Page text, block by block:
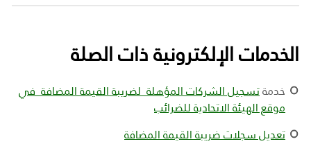
الخدمات الإلكترونية ذات الصلة
خدمةتسجيل الشركات المؤهلة لضريبة القيمة المضافة في
موقع الهيئة الاتحادية للضرائب
تعديل سجلات ضريبة القيمة المضافة